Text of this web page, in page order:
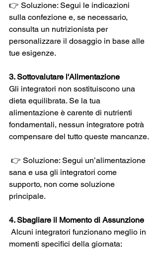
👉 Soluzione: Segui le indicazioni
sulla confezione e, se necessario,
consulta un nutrizionista per
personalizzare il dosaggio in base alle
tue esigenze.
3. Sottovalutare l'Alimentazione
Gli integratori non sostituiscono una
dieta equilibrata. Se la tua
alimentazione è carente di nutrienti
fondamentali, nessun integratore potrà
compensare del tutto queste mancanze.
sana e usa gli integratori come
supporto, non come soluzione
principale.
4. Sbagliare il Momento di Assunzione
momenti specifici della giornata: